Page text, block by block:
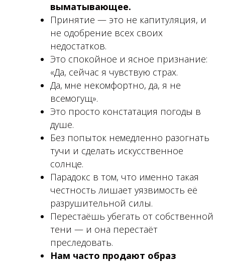
выматывающее.
Принятие — это не капитуляция, и
не одобрение всех своих
недостатков.
Это спокойное и ясное признание:
«Да, сейчас я чувствую страх.
Да, мне некомфортно, да, я не
всемогущ».
Это просто констатация погоды в
душе.
Без попыток немедленно разогнать
тучи и сделать искусственное
солнце.
Парадокс в том, что именно такая
честность лишает уязвимость её
разрушительной силы.
Перестаёшь убегать от собственной
тени — и она перестаёт
преследовать.
Нам часто продают образ